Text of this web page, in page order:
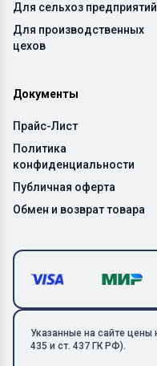
Для сельхоз предприятий
Для производственных
цехов
Документы
Прайс-Лист
Политика
конфиденциальности
Публичная оферта
Обмен и возврат товара
Указанные на сайте цены
435 и ст. 437 ГК РФ).